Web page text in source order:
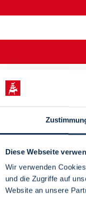
Diese Webseite
Wir verwenden
und die Zugriffe auf
Website an unsere